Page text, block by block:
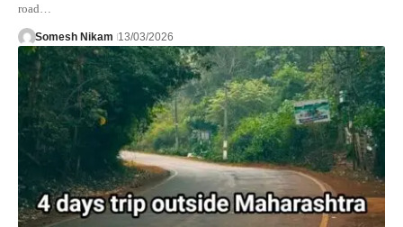
road…
Somesh Nikam 13/03/2026